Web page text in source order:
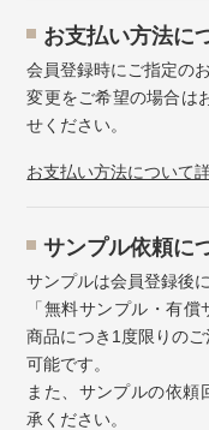
お⽀払い⽅法に
会員登録時にご指定の
変更をご希望の場合は
せください。
お⽀払い⽅法について
サンプル依頼に
サンプルは会員登録後
「無料サンプル・有
商品につき1度限りの
可能です。
また、サンプルの依頼
承ください。